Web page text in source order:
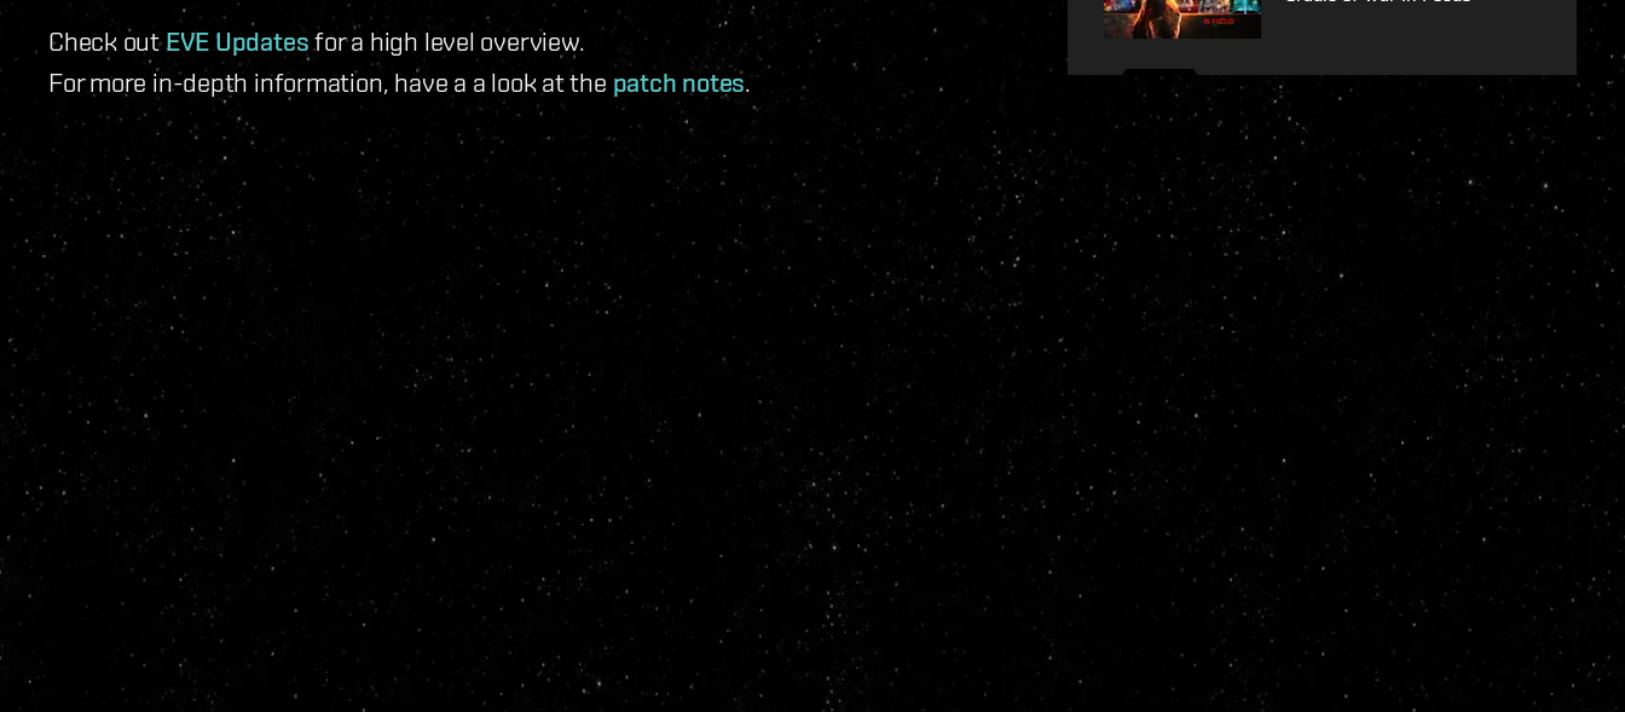
Check outEVE Updatesfor a high level overview.
For more in-depth information, have a a look at the patch notes.